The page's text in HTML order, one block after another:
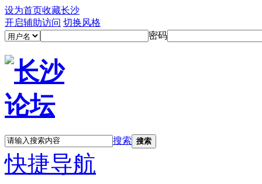
设为首页收藏长沙
开启辅助访问 切换风格
密码
搜索 搜索
快捷导航